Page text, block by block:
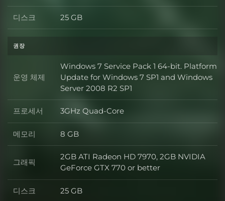
디스크 디스크
25 GB
권장
운영 체제 운영 체제
Windows 7 Service Pack 1 64-bit. Platform
Update for Windows 7 SP1 and Windows
Server 2008 R2 SP1
프로세서 프로세서
3GHz Quad-Core
메모리 메모리
8 GB
그래픽 그래픽
2GB ATI Radeon HD 7970, 2GB NVIDIA
GeForce GTX 770 or better
디스크 디스크
25 GB